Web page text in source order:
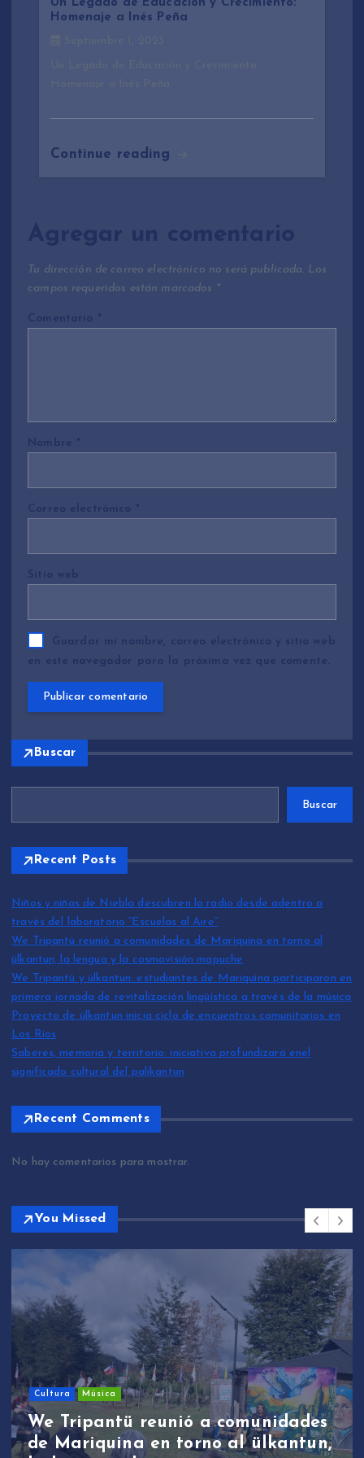
Un Legado de Educación y Crecimiento:
Homenaje a Inés Peña
Continue reading
Agregar un comentario
Tu dirección de correo electrónico no será publicada. Los
campos requeridos están marcados *
Comentario *
Nombre *
Correo electrónico *
Sitio web
Guardar mi nombre, correo electrónico y sitio web
en este navegador para la próxima vez que comente.
Buscar
Buscar
Recent Posts
Niños y niñas de Niebla descubren la radio desde adentro a
través del laboratorio “Escuelas al Aire”
We Tripantü reunió a comunidades de Mariquina en torno al
ülkantun, la lengua y la cosmovisión mapuche
We Tripantü y ülkantun: estudiantes de Mariquina participaron en
primera jornada de revitalización lingüística a través de la música
Proyecto de ülkantun inicia ciclo de encuentros comunitarios en
Los Ríos
Saberes, memoria y territorio: iniciativa profundizará enel
significado cultural del palikantun
Recent Comments
No hay comentarios para mostrar.
You Missed
Cultura Música
We Tripantü reunió a comunidades
de Mariquina en torno al ülkantun,